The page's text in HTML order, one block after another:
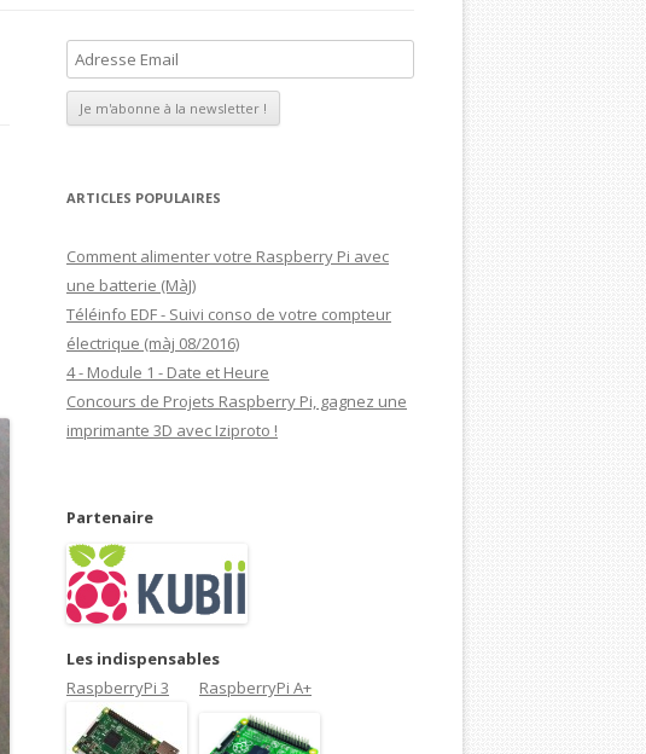
MON CV
d
s
E
m
a
i
l
ARTICLES POPULAIRES
Comment alimenter votre Raspberry Pi avec
une batterie (MàJ)
Téléinfo EDF - Suivi conso de votre compteur
électrique (màj 08/2016)
4 - Module 1 - Date et Heure
Concours de Projets Raspberry Pi, gagnez une
imprimante 3D avec Iziproto !
Partenaire
Les indispensables
RaspberryPi 3
RaspberryPi A+